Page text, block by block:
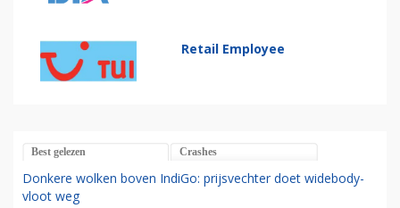
Retail Employee
Best gelezen Crashes
Donkere wolken boven IndiGo: prijsvechter doet widebody-
vloot weg